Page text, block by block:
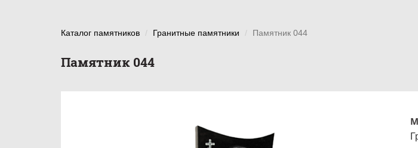
Каталог памятников Гранитные памятники Памятник 044
Памятник 044